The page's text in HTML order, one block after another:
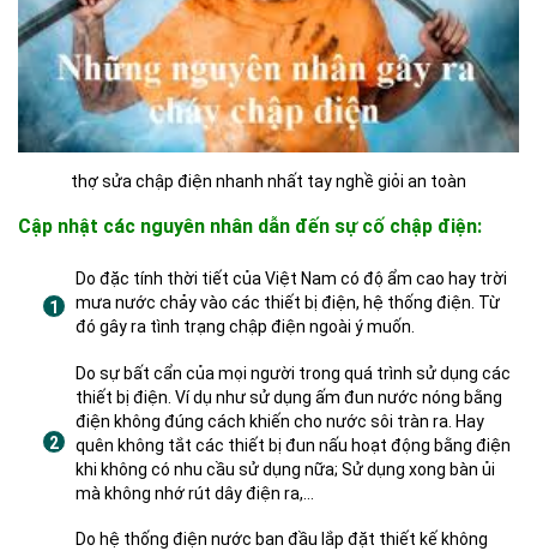
thợ sửa chập điện nhanh nhất tay nghề giỏi an toàn
Cập nhật các nguyên nhân dẫn đến sự cố chập điện:
Do đặc tính thời tiết của Việt Nam có độ ẩm cao hay trời
mưa nước chảy vào các thiết bị điện, hệ thống điện. Từ
đó gây ra tình trạng chập điện ngoài ý muốn.
Do sự bất cẩn của mọi người trong quá trình sử dụng các
thiết bị điện. Ví dụ như sử dụng ấm đun nước nóng bằng
điện không đúng cách khiến cho nước sôi tràn ra. Hay
quên không tắt các thiết bị đun nấu hoạt động bằng điện
khi không có nhu cầu sử dụng nữa; Sử dụng xong bàn ủi
mà không nhớ rút dây điện ra,…
Do hệ thống điện nước ban đầu lắp đặt thiết kế không